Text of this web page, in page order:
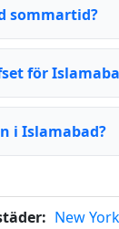
sommartid?
för
i Islamabad?
New York